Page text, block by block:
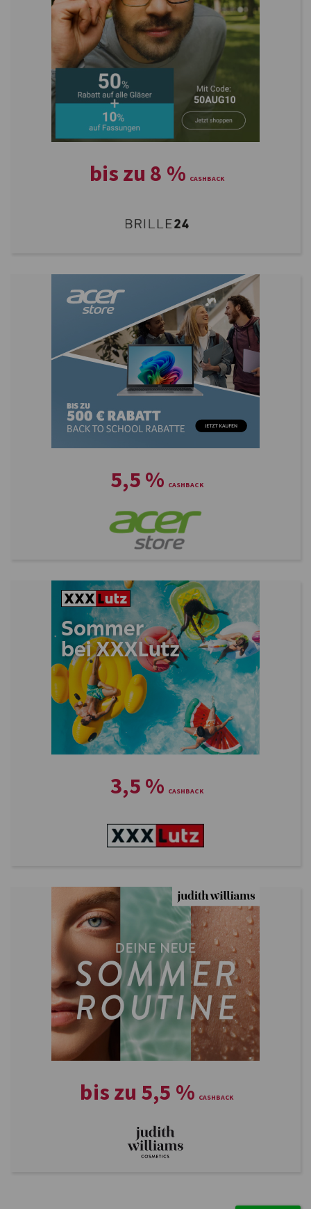
bis zu 8 %
5,5 %
3,5 %
bis zu 5,5 %